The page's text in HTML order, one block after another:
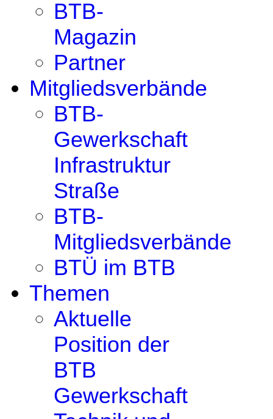
BTB-
Magazin
Partner
Mitgliedsverbände
BTB-
Gewerkschaft
Infrastruktur
Straße
BTB-
Mitgliedsverbände
BTÜ im BTB
Themen
Aktuelle
Position der
BTB
Gewerkschaft